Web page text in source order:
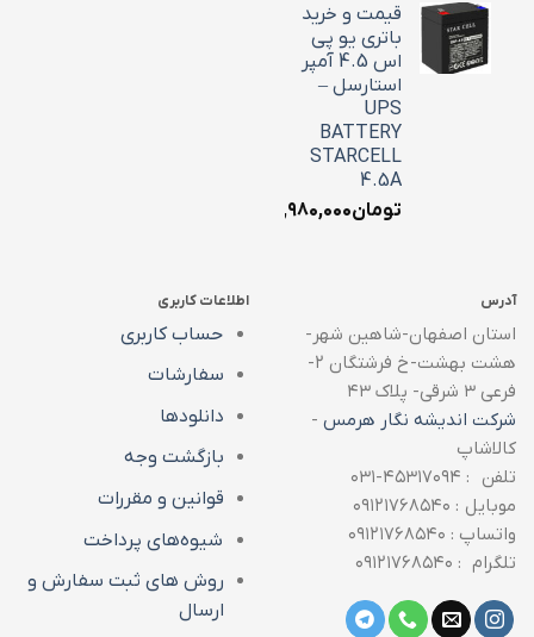
قیمت و خرید
باتری یو پی
اس 4.5 آمپر
استارسل –
UPS
BATTERY
STARCELL
4.5A
تومان۱,۹۸۰,۰۰۰
آدرس
استان اصفهان-شاهین شهر-
هشت بهشت-خ فرشتگان ۲-
فرعی ۳ شرقی- پلاک ۴۳
شرکت اندیشه نگار هرمس -
کالاشاپ
تلفن : ۴۵۳۱۷۰۹۴-۰۳۱
موبایل : ۰۹۱۲۱۷۶۸۵۴۰
واتساپ : ۰۹۱۲۱۷۶۸۵۴۰
تلگرام : ۰۹۱۲۱۷۶۸۵۴۰
اطلاعات کاربری
حساب کاربری
سفارشات
دانلودها
بازگشت وجه
قوانین و مقررات
شیوه‌های پرداخت
روش های ثبت سفارش و
ارسال